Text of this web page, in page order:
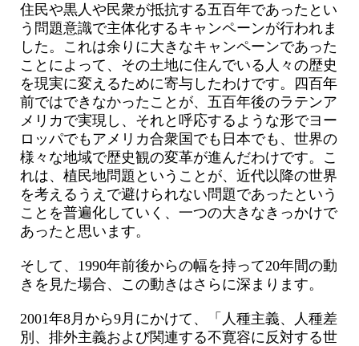
住民や黒人や民衆が抵抗する五百年であったとい
う問題意識で主体化するキャンペーンが行われま
した。これは余りに大きなキャンペーンであった
ことによって、その土地に住んでいる人々の歴史
を現実に変えるために寄与したわけです。四百年
前ではできなかったことが、五百年後のラテンア
メリカで実現し、それと呼応するような形でヨー
ロッパでもアメリカ合衆国でも日本でも、世界の
様々な地域で歴史観の変革が進んだわけです。こ
れは、植民地問題ということが、近代以降の世界
を考えるうえで避けられない問題であったという
ことを普遍化していく、一つの大きなきっかけで
あったと思います。
そして、1990年前後からの幅を持って20年間の動
きを見た場合、この動きはさらに深まります。
2001年8月から9月にかけて、「人種主義、人種差
別、排外主義および関連する不寛容に反対する世